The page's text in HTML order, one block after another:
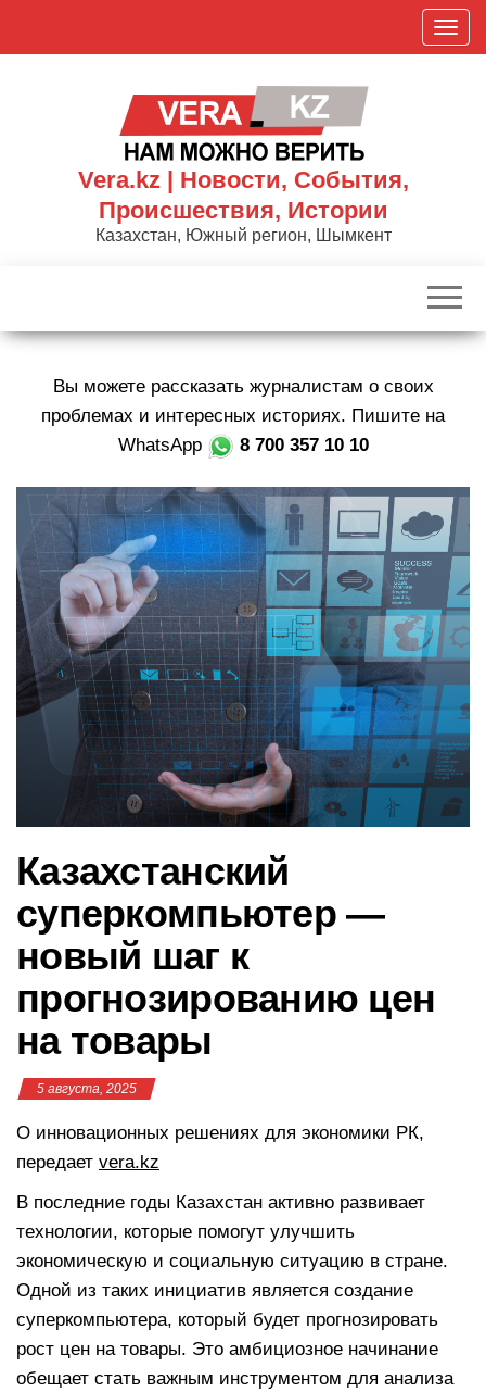
П
о
к
р
в
и
г
а
ц
и
ю
Vera.kz | Новости, События,
Происшествия, Истории
Казахстан, Южный регион, Шымкент
Вы можете рассказать журналистам о своих
проблемах и интересных историях. Пишите на
WhatsApp
8 700 357 10 10
Казахстанский
суперкомпьютер —
новый шаг к
прогнозированию цен
на товары
5 августа, 2025
О инновационных решениях для экономики РК,
передает vera.kz
В последние годы Казахстан активно развивает
технологии, которые помогут улучшить
экономическую и социальную ситуацию в стране.
Одной из таких инициатив является создание
суперкомпьютера, который будет прогнозировать
рост цен на товары. Это амбициозное начинание
обещает стать важным инструментом для анализа